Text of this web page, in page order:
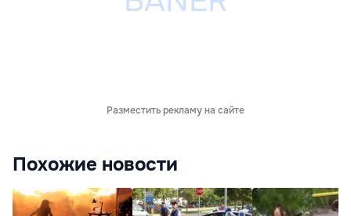
Разместить рекламу на сайте
Похожие новости